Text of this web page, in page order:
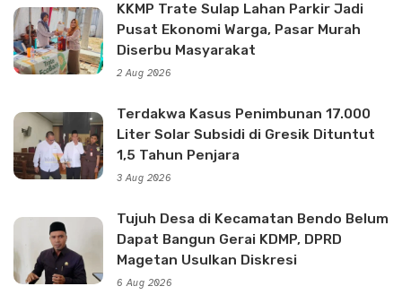
KKMP Trate Sulap Lahan Parkir Jadi
Pusat Ekonomi Warga, Pasar Murah
Diserbu Masyarakat
2 Aug 2026
Terdakwa Kasus Penimbunan 17.000
Liter Solar Subsidi di Gresik Dituntut
1,5 Tahun Penjara
3 Aug 2026
Tujuh Desa di Kecamatan Bendo Belum
Dapat Bangun Gerai KDMP, DPRD
Magetan Usulkan Diskresi
6 Aug 2026